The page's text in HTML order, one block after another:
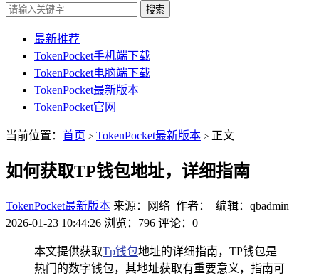
搜索
最新推荐
TokenPocket手机端下载
TokenPocket电脑端下载
TokenPocket最新版本
TokenPocket官网
当前位置： 首页 > TokenPocket最新版本 > 正文
如何获取TP钱包地址，详细指南
TokenPocket最新版本 来源：网络 作者： 编辑：qbadmin
2026-01-23 10:44:26 浏览：796 评论：0
本文提供获取Tp钱包地址的详细指南，TP钱包是
热门的数字钱包，其地址获取有重要意义，指南可